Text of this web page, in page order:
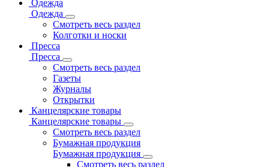
Одежда
Одежда
Смотреть весь раздел
Колготки и носки
Пресса
Пресса
Смотреть весь раздел
Газеты
Журналы
Открытки
Канцелярские товары
Канцелярские товары
Смотреть весь раздел
Бумажная продукция
Бумажная продукция
Смотреть весь раздел